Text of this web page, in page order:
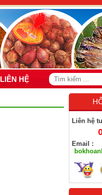
LIÊN HỆ
Liên hệ
Email :